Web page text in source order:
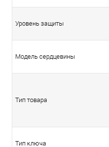
Уровень защиты
Модель сердцевины
Тип товара
Тип ключа